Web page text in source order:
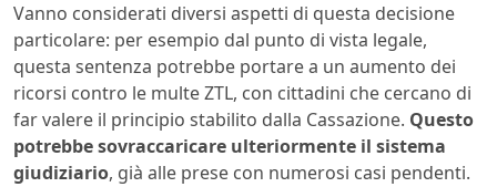
Vanno considerati diversi aspetti di questa decisione
particolare: per esempio dal punto di vista legale,
questa sentenza potrebbe portare a un aumento dei
ricorsi contro le multe ZTL, con cittadini che cercano di
far valere il principio stabilito dalla Cassazione. Questo
potrebbe sovraccaricare ulteriormente il sistema
giudiziario, già alle prese con numerosi casi pendenti.